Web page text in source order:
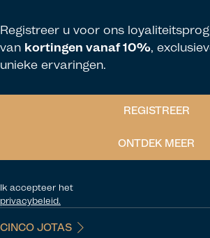
Registreer u voor ons
van kortingen vanaf 10%,
unieke ervaringen.
REGISTREER
ONTDEK MEER
Ik accepteer het
privacybeleid.
CINCO JOTAS